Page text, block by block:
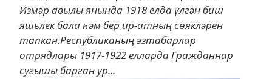
Измәр авылы янында 1918 елда үлгән биш
яшьлек бала һәм бер ир-атның сөякләрен
тапкан.Республиканың эзтабарлар
отрядлары 1917-1922 елларда Гражданнар
сугышы барган ур...